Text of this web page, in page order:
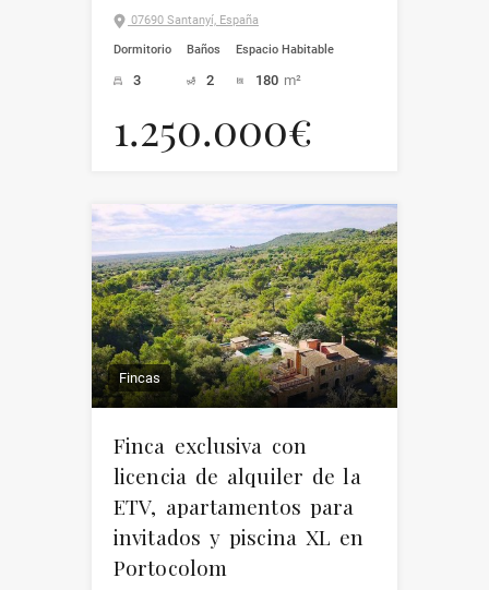
07690 Santanyí, España
Dormitorio
3
Baños
2
Espacio Habitable
180 m²
1.250.000€
Fincas
Finca exclusiva con
licencia de alquiler de la
ETV, apartamentos para
invitados y piscina XL en
Portocolom